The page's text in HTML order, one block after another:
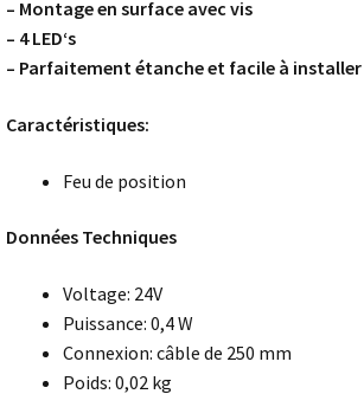
– Montage en surface avec vis
– 4 LED‘s
– Parfaitement étanche et facile à installer
Caractéristiques:
Feu de position
Données Techniques
Voltage: 24V
Puissance: 0,4 W
Connexion: câble de 250 mm
Poids: 0,02 kg